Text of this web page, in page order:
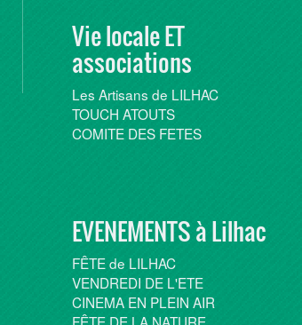
Vie locale ET
associations
Les Artisans de LILHAC
TOUCH ATOUTS
COMITE DES FETES
EVENEMENTS à Lilhac
FÊTE de LILHAC
VENDREDI DE L'ETE
CINEMA EN PLEIN AIR